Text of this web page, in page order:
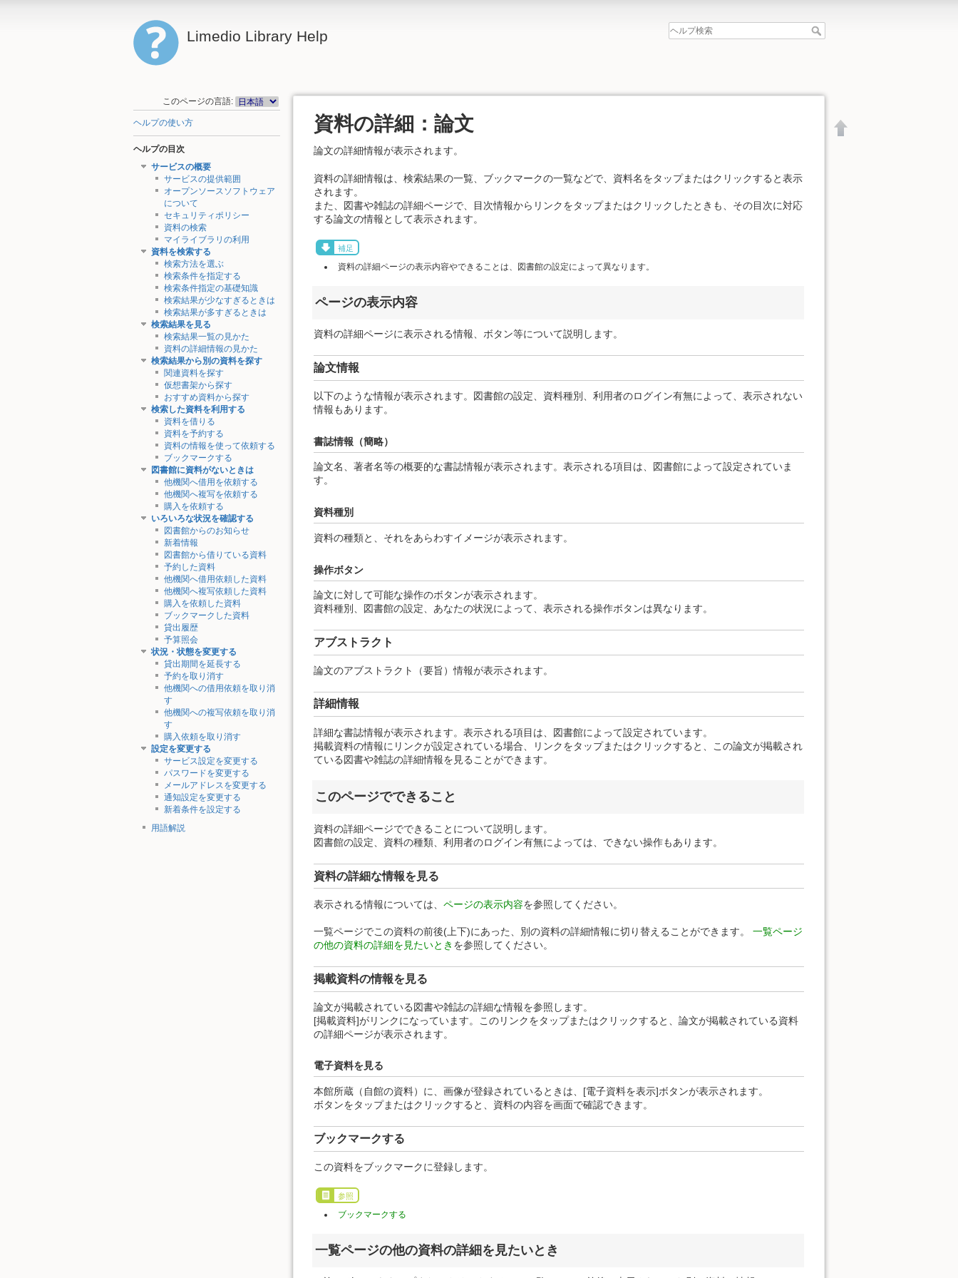
Limedio Library Help
このページの言語:
ヘルプの使い方
ヘルプの目次
サービスの概要
サービスの提供範囲
オープンソースソフトウェア
について
セキュリティポリシー
資料の検索
マイライブラリの利用
資料を検索する
検索方法を選ぶ
検索条件を指定する
検索条件指定の基礎知識
検索結果が少なすぎるときは
検索結果が多すぎるときは
検索結果を見る
検索結果一覧の見かた
資料の詳細情報の見かた
検索結果から別の資料を探す
関連資料を探す
仮想書架から探す
おすすめ資料から探す
検索した資料を利用する
資料を借りる
資料を予約する
資料の情報を使って依頼する
ブックマークする
図書館に資料がないときは
他機関へ借用を依頼する
他機関へ複写を依頼する
購入を依頼する
いろいろな状況を確認する
図書館からのお知らせ
新着情報
図書館から借りている資料
予約した資料
他機関へ借用依頼した資料
他機関へ複写依頼した資料
購入を依頼した資料
ブックマークした資料
貸出履歴
予算照会
状況・状態を変更する
貸出期間を延長する
予約を取り消す
他機関への借用依頼を取り消
す
他機関への複写依頼を取り消
す
購入依頼を取り消す
設定を変更する
サービス設定を変更する
パスワードを変更する
メールアドレスを変更する
通知設定を変更する
新着条件を設定する
用語解説
資料の詳細：論文
論文の詳細情報が表示されます。
資料の詳細情報は、検索結果の一覧、ブックマークの一覧などで、資料名をタップまたはクリックすると表示
されます。
また、図書や雑誌の詳細ページで、目次情報からリンクをタップまたはクリックしたときも、その目次に対応
する論文の情報として表示されます。
補足
資料の詳細ページの表示内容やできることは、図書館の設定によって異なります。
ページの表示内容
資料の詳細ページに表示される情報、ボタン等について説明します。
論文情報
以下のような情報が表示されます。図書館の設定、資料種別、利用者のログイン有無によって、表示されない
情報もあります。
書誌情報（簡略）
論文名、著者名等の概要的な書誌情報が表示されます。表示される項目は、図書館によって設定されていま
す。
資料種別
資料の種類と、それをあらわすイメージが表示されます。
操作ボタン
論文に対して可能な操作のボタンが表示されます。
資料種別、図書館の設定、あなたの状況によって、表示される操作ボタンは異なります。
アブストラクト
論文のアブストラクト（要旨）情報が表示されます。
詳細情報
詳細な書誌情報が表示されます。表示される項目は、図書館によって設定されています。
掲載資料の情報にリンクが設定されている場合、リンクをタップまたはクリックすると、この論文が掲載され
ている図書や雑誌の詳細情報を見ることができます。
このページでできること
資料の詳細ページでできることについて説明します。
図書館の設定、資料の種類、利用者のログイン有無によっては、できない操作もあります。
資料の詳細な情報を見る
表示される情報については、 ページの表示内容を参照してください。
一覧ページでこの資料の前後(上下)にあった、別の資料の詳細情報に切り替えることができます。 一覧ページ
の他の資料の詳細を見たいとき を参照してください。
掲載資料の情報を見る
論文が掲載されている図書や雑誌の詳細な情報を参照します。
[掲載資料]がリンクになっています。このリンクをタップまたはクリックすると、論文が掲載されている資料
の詳細ページが表示されます。
電子資料を見る
本館所蔵（自館の資料）に、画像が登録されているときは、[電子資料を表示]ボタンが表示されます。
ボタンをタップまたはクリックすると、資料の内容を画面で確認できます。
ブックマークする
この資料をブックマークに登録します。
参照
ブックマークする
一覧ページの他の資料の詳細を見たいとき